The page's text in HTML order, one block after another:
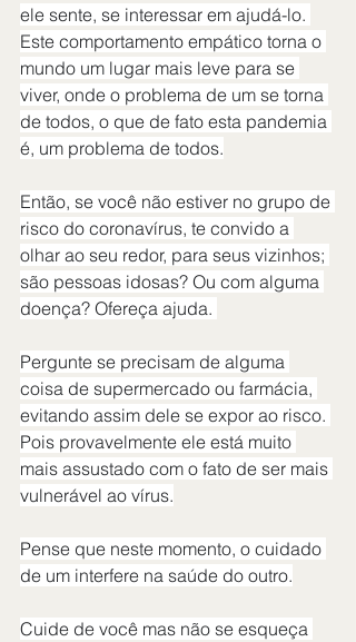
ele sente, se interessar em ajudá-lo.
Este comportamento empático torna o
mundo um lugar mais leve para se
viver, onde o problema de um se torna
de todos, o que de fato esta pandemia
é, um problema de todos.
Então, se você não estiver no grupo de
risco do coronavírus, te convido a
olhar ao seu redor, para seus vizinhos;
são pessoas idosas? Ou com alguma
doença? Ofereça ajuda.
Pergunte se precisam de alguma
coisa de supermercado ou farmácia,
evitando assim dele se expor ao risco.
Pois provavelmente ele está muito
mais assustado com o fato de ser mais
vulnerável ao vírus.
Pense que neste momento, o cuidado
de um interfere na saúde do outro.
Cuide de você mas não se esqueça